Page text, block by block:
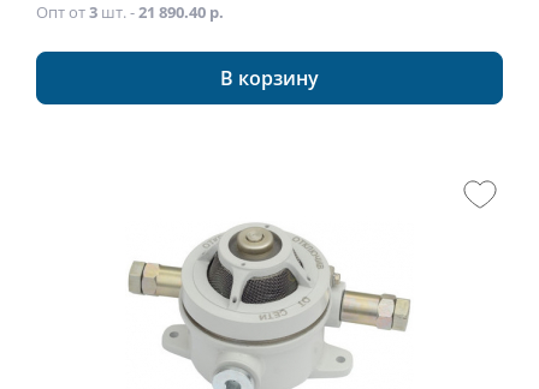
Опт от3 шт. -21 890.40 р.
В корзину